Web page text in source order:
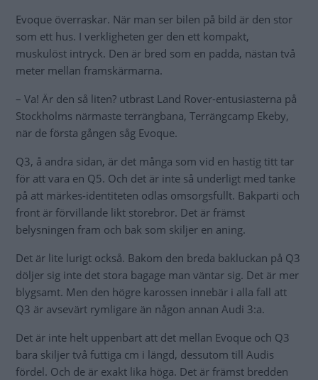
Evoque överraskar. När man ser bilen på bild är den stor
som ett hus. I verkligheten ger den ett kompakt,
muskulöst intryck. Den är bred som en padda, nästan två
meter mellan framskärmarna.
– Va! Är den så liten? utbrast Land Rover-entusiasterna på
Stockholms närmaste terrängbana, Terrängcamp Ekeby,
när de första gången såg Evoque.
Q3, å andra sidan, är det många som vid en hastig titt tar
för att vara en Q5. Och det är inte så underligt med tanke
på att märkes-identiteten odlas omsorgsfullt. Bakparti och
front är förvillande likt storebror. Det är främst
belysningen fram och bak som skiljer en aning.
Det är lite lurigt också. Bakom den breda bakluckan på Q3
döljer sig inte det stora bagage man väntar sig. Det är mer
blygsamt. Men den högre karossen innebär i alla fall att
Q3 är avsevärt rymligare än någon annan Audi 3:a.
Det är inte helt uppenbart att det mellan Evoque och Q3
bara skiljer två futtiga cm i längd, dessutom till Audis
fördel. Och de är exakt lika höga. Det är främst bredden